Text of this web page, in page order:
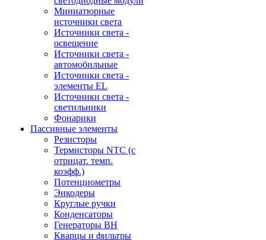
Миниатюрные
источники света
Источники света -
освещение
Источники света -
автомобильные
Источники света -
элементы EL
Источники света -
светильники
Фонарики
Пассивные элементы
Резисторы
Термисторы NTC (с
отрицат. темп.
коэфф.)
Потенциометры
Энкодеры
Круглые ручки
Конденсаторы
Генераторы ВН
Кварцы и фильтры